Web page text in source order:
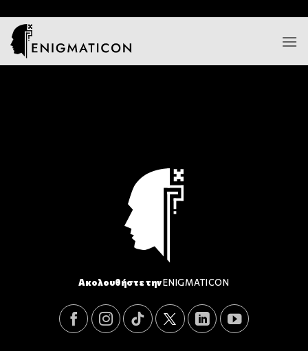
στο
περιεχόμενο
Ακολουθήστε τηνENIGMATICON